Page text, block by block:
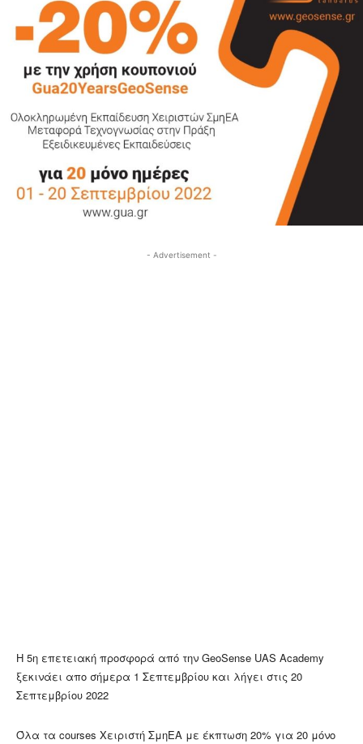
- Advertisement -
Η 5η επετειακή προσφορά από την GeoSense UAS Academy
ξεκινάει απο σήμερα 1 Σεπτεμβρίου και λήγει στις 20
Σεπτεμβρίου 2022
Όλα τα courses Χειριστή ΣμηΕΑ με έκπτωση 20% για 20 μόνο